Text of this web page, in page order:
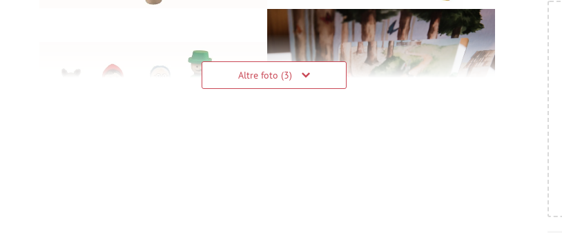
Altre foto (3)